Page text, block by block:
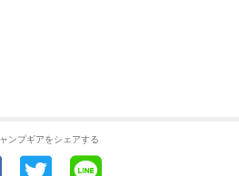
ンプギアをシェアする